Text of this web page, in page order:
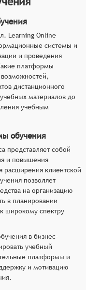
Learning Online
системы и
и проведения
платформы
дистанционного
материалов до
учебным
обучения
представляет собой
и повышения
расширения клиентской
позволяет
на организацию
в планировании
широкому спектру
в бизнес-
учебный
платформы и
и мотивацию